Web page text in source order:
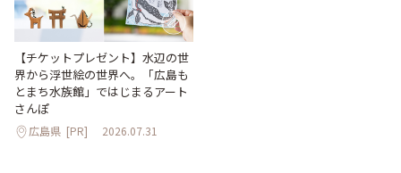
【チケットプレゼント】水辺の世
界から浮世絵の世界へ。「広島も
とまち水族館」ではじまるアート
さんぽ
広島県 [PR] 2026.07.31